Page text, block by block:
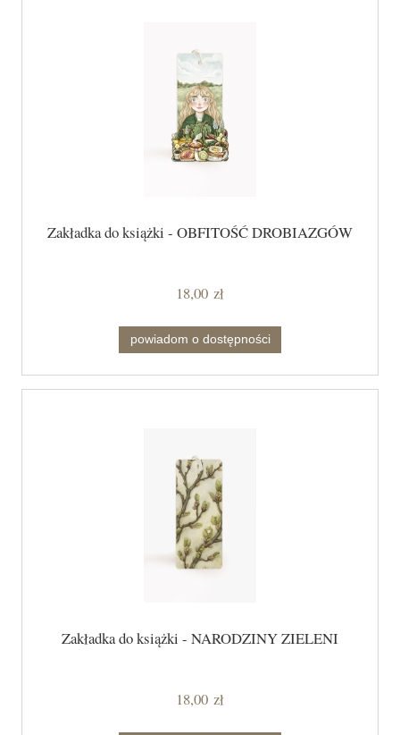
Zakładka do książki - OBFITOŚĆ DROBIAZGÓW
18,00 zł
powiadom o dostępności
Zakładka do książki - NARODZINY ZIELENI
18,00 zł